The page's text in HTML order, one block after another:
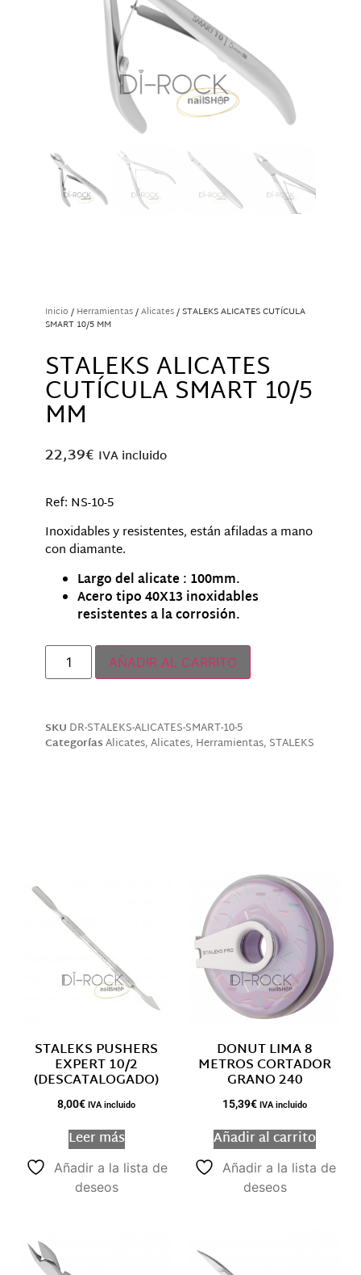
Inicio / Herramientas/Alicates/ STALEKS ALICATES CUTÍCULA
SMART 10/5 MM
STALEKS ALICATES
CUTÍCULA SMART 10/5
MM
22,39€ IVA incluido
Ref: NS-10-5
Inoxidables y resistentes, están afiladas a mano
con diamante.
Largo del alicate : 100mm.
Acero tipo 40X13 inoxidables
resistentes a la corrosión.
AÑADIR AL CARRITO
SKU DR-STALEKS-ALICATES-SMART-10-5
CategoríasAlicates,Alicates, Herramientas, STALEKS
STALEKS PUSHERS
EXPERT 10/2
(DESCATALOGADO)
8,00€ IVA incluido
Leer más
Añadir a la lista de
deseos
DONUT LIMA 8
METROS CORTADOR
GRANO 240
15,39€ IVA incluido
Añadir al carrito
Añadir a la lista de
deseos